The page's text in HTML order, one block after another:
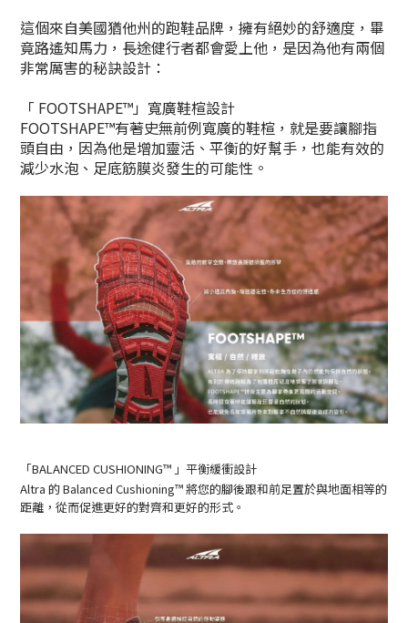
這個來自美國猶他州的跑鞋品牌，擁有絕妙的舒適度，畢
竟路遙知馬力，長途健行者都會愛上他，是因為他有兩個
非常厲害的秘訣設計：
「 FOOTSHAPE™」寬廣鞋楦設計
FOOTSHAPE™有著史無前例寬廣的鞋楦，就是要讓腳指
頭自由，因為他是增加靈活、平衡的好幫手，也能有效的
減少水泡、足底筋膜炎發生的可能性。
「BALANCED CUSHIONING™ 」平衡緩衝設計
Altra 的Balanced Cushioning™將您的腳後跟和前足置於與地面相等的
距離，從而促進更好的對齊和更好的形式。